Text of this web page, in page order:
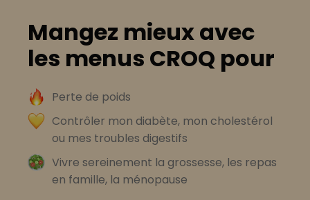
Mangez mieux avec
les menus CROQ pour
Perte de poids
Contrôler mon diabète, mon cholestérol
ou mes troubles digestifs
Vivre sereinement la grossesse, les repas
en famille, la ménopause